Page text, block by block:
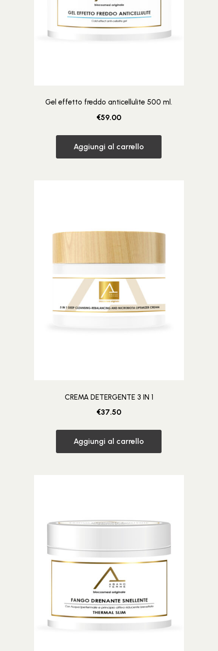
Gel effetto freddo anticellulite 500 ml.
€59.00
Aggiungi al carrello
CREMA DETERGENTE 3 IN 1
€37.50
Aggiungi al carrello